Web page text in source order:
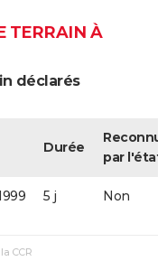
TERRAIN À
déclarés
Durée
par l'état
5 j Non
CCR